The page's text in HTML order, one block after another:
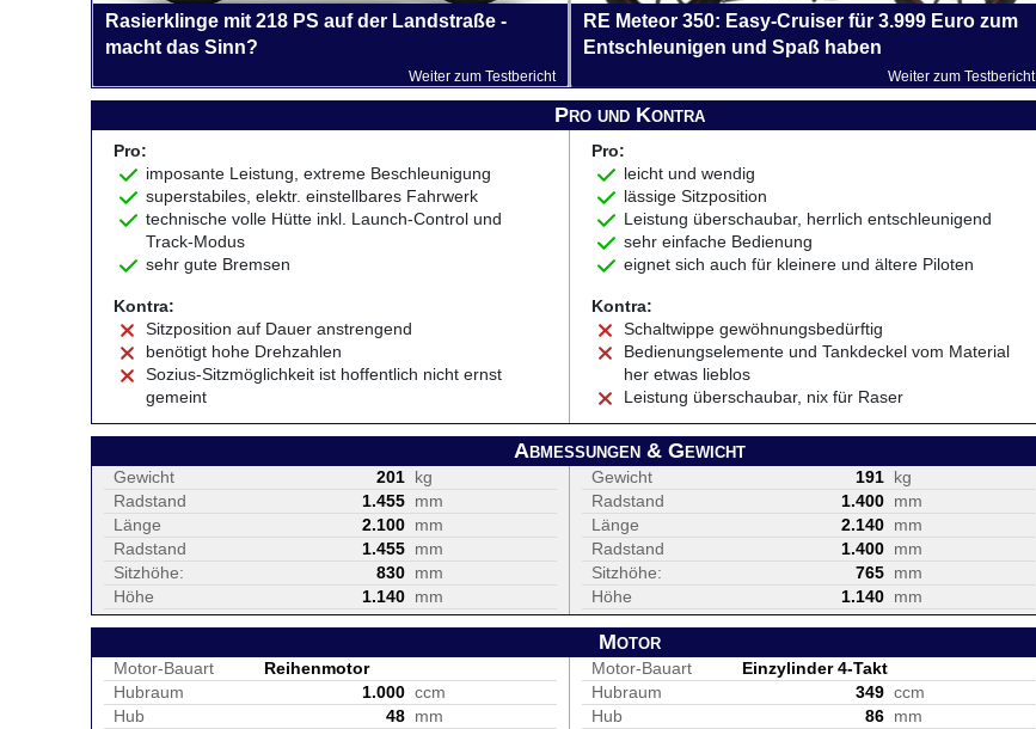
Rasierklinge mit 218 PS auf der Landstraße -
macht das Sinn?
Weiter zum Testbericht
RE Meteor 350: Easy-Cruiser für 3.999 Euro zum
Entschleunigen und Spaß haben
Weiter zum Testbericht
Pro und Kontra
Pro:
imposante Leistung, extreme Beschleunigung
superstabiles, elektr. einstellbares Fahrwerk
technische volle Hütte inkl. Launch-Control und
Track-Modus
sehr gute Bremsen
Kontra:
Sitzposition auf Dauer anstrengend
benötigt hohe Drehzahlen
Sozius-Sitzmöglichkeit ist hoffentlich nicht ernst
gemeint
Pro:
leicht und wendig
lässige Sitzposition
Leistung überschaubar, herrlich entschleunigend
sehr einfache Bedienung
eignet sich auch für kleinere und ältere Piloten
Kontra:
Schaltwippe gewöhnungsbedürftig
Bedienungselemente und Tankdeckel vom Material
her etwas lieblos
Leistung überschaubar, nix für Raser
Abmessungen & Gewicht
Gewicht 201 kg
Radstand
1.455 mm
Länge
2.100 mm
Radstand
1.455 mm
Sitzhöhe:
830 mm
Höhe
1.140 mm
Gewicht 191 kg
Radstand
1.400 mm
Länge
2.140 mm
Radstand
1.400 mm
Sitzhöhe:
765 mm
Höhe
1.140 mm
Motor
Motor-Bauart
Reihenmotor
Hubraum
1.000 ccm
Hub
48 mm
Motor-Bauart
Einzylinder 4-Takt
Hubraum
349 ccm
Hub
86 mm